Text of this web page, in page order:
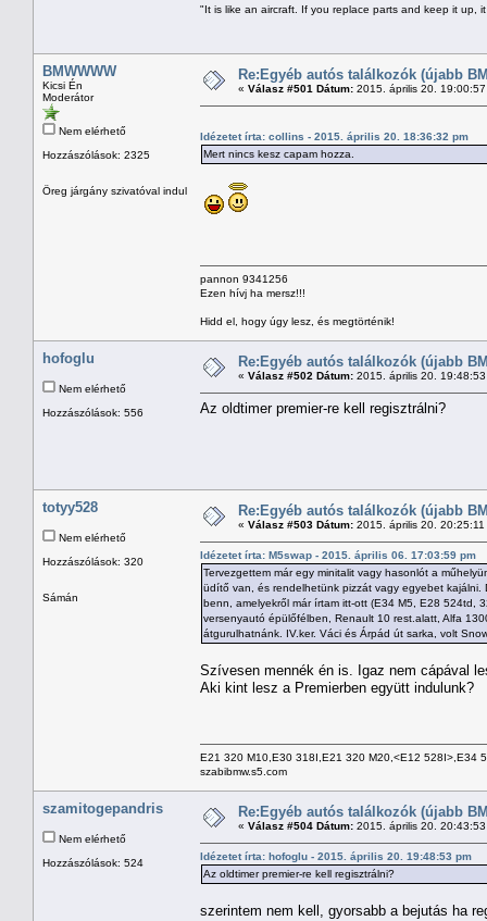
"It is like an aircraft. If you replace parts and keep it up,
BMWWWW
Kicsi Én
Moderátor
Nem elérhető
Hozzászólások: 2325
Öreg járgány szivatóval indul
Re:Egyéb autós találkozók (újabb
« Válasz #501 Dátum: 2015. április 20.
Idézetet írta: collins - 2015. április 20. 18:36:32 pm
Mert nincs kesz capam hozza.
pannon 9341256
Ezen hívj ha mersz!!!
Hidd el, hogy úgy lesz, és megtörténik!
hofoglu
Nem elérhető
Hozzászólások: 556
Re:Egyéb autós találkozók (újabb
« Válasz #502 Dátum: 2015. április 20.
Az oldtimer premier-re kell regisztrálni?
totyy528
Nem elérhető
Hozzászólások: 320
Sámán
Re:Egyéb autós találkozók (újabb
« Válasz #503 Dátum: 2015. április 20. 20:25:11
Idézetet írta: M5swap - 2015. április 06. 17:03:59 pm
Tervezgettem már egy minitalit vagy hasonlót a
üdítő van, és rendelhetünk pizzát vagy egyebet kajálni.
benn, amelyekről már írtam itt-ott (E34 M5, E28 524td,
versenyautó épülőfélben, Renault 10 rest.alatt, Alfa
átgurulhatnánk. IV.ker. Váci és Árpád út sarka, volt
Szívesen mennék én is. Igaz nem cápával
Aki kint lesz a Premierben együtt indulunk?
E21 320 M10,E30 318I,E21 320 M20,<E12 528I>,E34
szabibmw.s5.com
szamitogepandris
Nem elérhető
Hozzászólások: 524
Re:Egyéb autós találkozók (újabb
« Válasz #504 Dátum: 2015. április 20.
Idézetet írta: hofoglu - 2015. április 20. 19:48:53 pm
Az oldtimer premier-re kell regisztrálni?
szerintem nem kell, gyorsabb a bejutás ha